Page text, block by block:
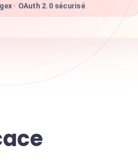
· OAuth 2.0 sécurisé